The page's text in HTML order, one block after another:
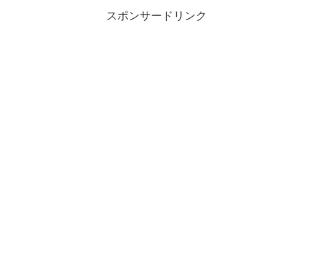
スポンサードリンク